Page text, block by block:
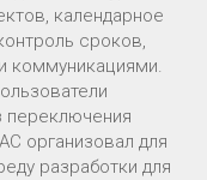
календарное
сроков,
коммуникациями.
переключения
организовал для
разработки для